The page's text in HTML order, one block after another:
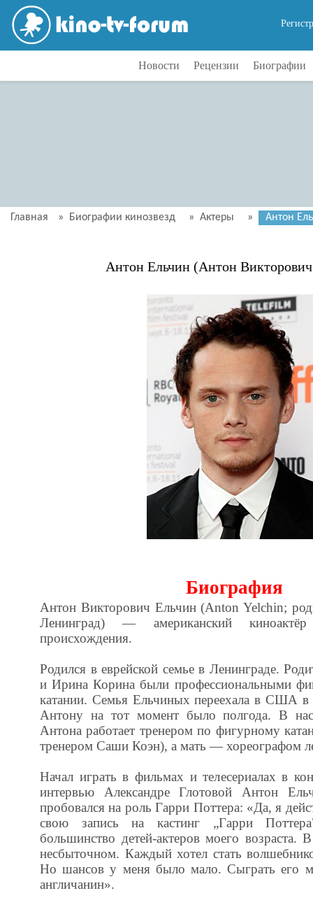
Новости Рецензии Биографии
Главная » Биографии кинозвезд » Актеры » Антон
Антон Ельчин (Антон
Биография
Антон Викторович Ельчин (Anton Yelchin;
Ленинград) — американский киноактёр
происхождения.
Родился в еврейской семье в Ленинграде.
и Ирина Корина были профессиональными
катании. Семья Ельчиных переехала в США в
Антону на тот момент было полгода. В
Антона работает тренером по фигурному
тренером Саши Коэн), а мать — хореографом
Начал играть в фильмах и телесериалах в
интервью Александре Глотовой Антон
пробовался на роль Гарри Поттера: «Да, я
свою запись на кастинг „Гарри
большинство детей-актеров моего возраста.
несбыточном. Каждый хотел стать
Но шансов у меня было мало. Сыграть его
англичанин».